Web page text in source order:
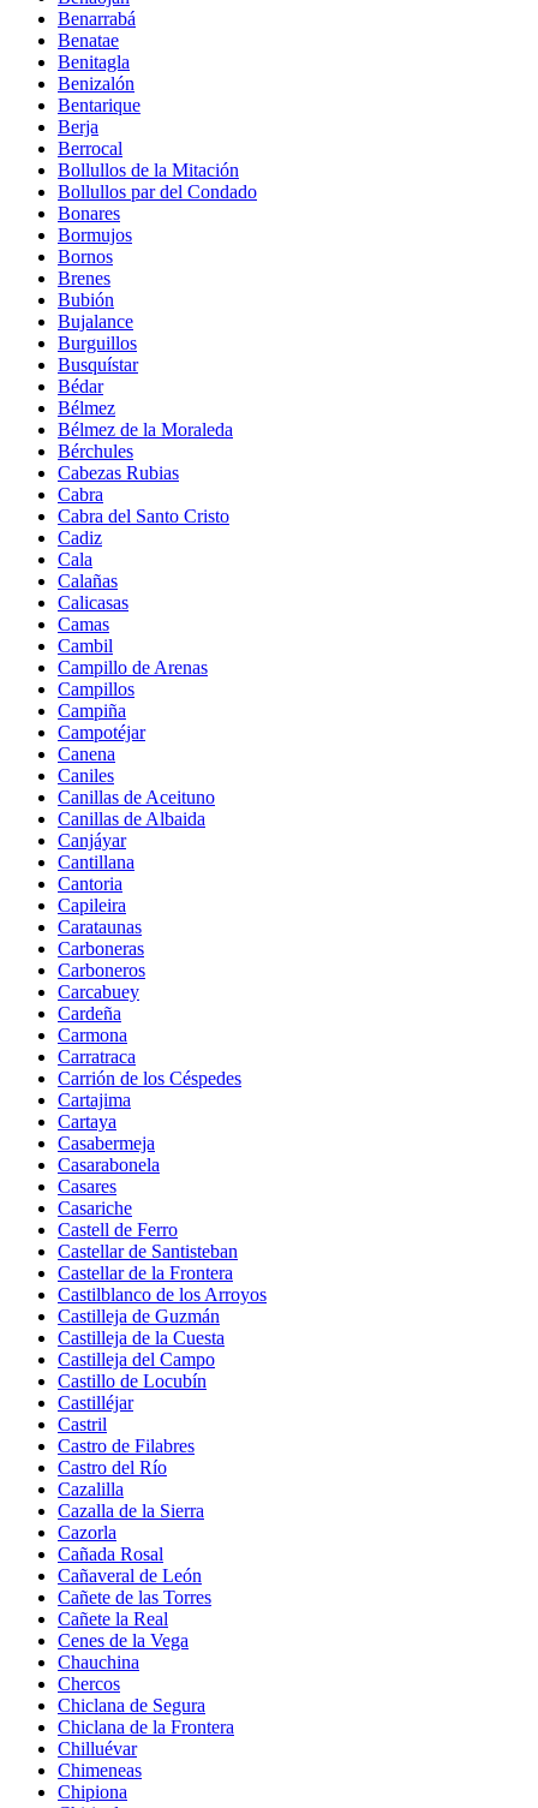
Benarrabá
Benatae
Benitagla
Benizalón
Bentarique
Berja
Berrocal
Bollullos de la Mitación
Bollullos par del Condado
Bonares
Bormujos
Bornos
Brenes
Bubión
Bujalance
Burguillos
Busquístar
Bédar
Bélmez
Bélmez de la Moraleda
Bérchules
Cabezas Rubias
Cabra
Cabra del Santo Cristo
Cadiz
Cala
Calañas
Calicasas
Camas
Cambil
Campillo de Arenas
Campillos
Campiña
Campotéjar
Canena
Caniles
Canillas de Aceituno
Canillas de Albaida
Canjáyar
Cantillana
Cantoria
Capileira
Carataunas
Carboneras
Carboneros
Carcabuey
Cardeña
Carmona
Carratraca
Carrión de los Céspedes
Cartajima
Cartaya
Casabermeja
Casarabonela
Casares
Casariche
Castell de Ferro
Castellar de Santisteban
Castellar de la Frontera
Castilblanco de los Arroyos
Castilleja de Guzmán
Castilleja de la Cuesta
Castilleja del Campo
Castillo de Locubín
Castilléjar
Castril
Castro de Filabres
Castro del Río
Cazalilla
Cazalla de la Sierra
Cazorla
Cañada Rosal
Cañaveral de León
Cañete de las Torres
Cañete la Real
Cenes de la Vega
Chauchina
Chercos
Chiclana de Segura
Chiclana de la Frontera
Chilluévar
Chimeneas
Chipiona